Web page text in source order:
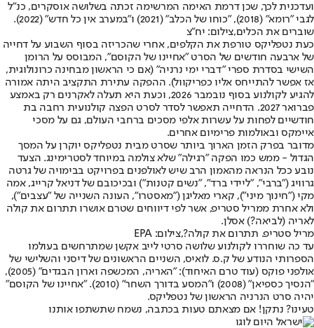
ועדכנית לכך, שכן דרמת האימה המרשימה זכתה בשלושה אוסקרים, כנ"ל
לגבי "רומא" (2018), "כוחו של הכלב" (2021) ו"במערב אין כל חדש" (2022).
שוברים את הכלים,צילום: יח"צ
כעת נטפליקס טורפת את הקלפים, אחרי שהכריזה בסוף השבוע על דחייה
של ארבעה חודשים של הסרט "אחיינו של הקוסם", המבוסס על הרומן
השישי בסדרת ספרי "דברי ימי נרניה" (אם כי הראשון מבחינה כרונולוגית,
אז אפשר להתייחס אליו כפריקוול). ההפקה עתירת התקציב היתה אמורה
להגיע לקולנוע בסוף נובמבר 2026, וכעת היא תעלה לאקרנים רק באמצע
פברואר 2027. הדחייה תאפשר לסדר לסרט הפצה קולנועית רחבה בת
חודשיים לפחות על עשרות אלפי מסכים ברחבי העולם, גם על מסכי
איימקס ובאולמות פרימיום אחרים.
מדובר בפרק הזמן הארוך ביותר שסרט מבית נטפליקס יוקרן על המסך
הגדול - ממש כמו הפקה "רגילה" שלא צולמה במיוחד לסטרימינג. הצעד
נובע ככל הנראה מהאמון הרב שיש לאולפנים בפרויקט בבימויה של גרטה
גרוויג ("ברבי", "ליידי ברד", "נשים קטנות") ובכיכובם של דניאל קרייג, אמה
מקי ("חינוך מיני"), קארי מאליגן ("מאסטרו", העונה השנייה של "עצבים"),
ולא אחרת ממריל סטריפ, אשר לפי דיווחים שטרם אושרו תתרום את קולה
לאריה (לביאה?) אסלן.
מריל סטריפ. תתרום את קולה?,צילום: EPA
עד כה שוחררו לקולנוע שלושה סרטי לייב אקשן שמתרחשים בעולמו
הספרותי הנודע של ק.ס. לואיס, השניים הראשונים של דיסני והשלישי של
אולפני פוקס (עוד טרם האיחוד): "האריה, המכשפה וארון הבגדים" (2005),
"הנסיך כספיאן" (2008) ו"המסע בדורך השחר" (2010). "אחיינו של הקוסם"
יהיה סרט הנרניה הראשון של נטפליקס.
טעינו? נתקן! אם מצאתם טעות בכתבה, נשמח שתשתפו אותנו